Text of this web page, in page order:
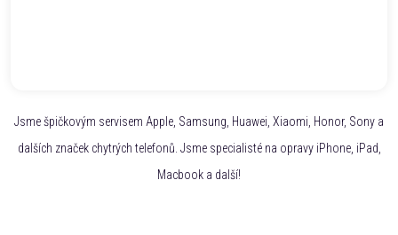
Jsme špičkovým servisem Apple, Samsung, Huawei, Xiaomi, Honor, Sony a
dalších značek chytrých telefonů. Jsme specialisté na opravy iPhone, iPad,
Macbook a další!